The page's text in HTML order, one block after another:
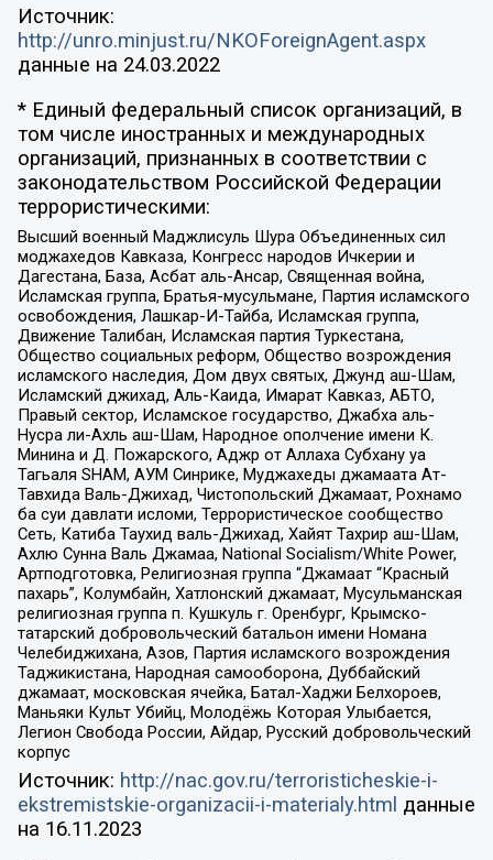
Источник:
http://unro.minjust.ru/NKOForeignAgent.aspx
данные на 24.03.2022
* Единый федеральный список организаций, в
том числе иностранных и международных
организаций, признанных в соответствии с
законодательством Российской Федерации
террористическими:
Высший военный Маджлисуль Шура Объединенных сил
моджахедов Кавказа, Конгресс народов Ичкерии и
Дагестана, База, Асбат аль-Ансар, Священная война,
Исламская группа, Братья-мусульмане, Партия исламского
освобождения, Лашкар-И-Тайба, Исламская группа,
Движение Талибан, Исламская партия Туркестана,
Общество социальных реформ, Общество возрождения
исламского наследия, Дом двух святых, Джунд аш-Шам,
Исламский джихад, Аль-Каида, Имарат Кавказ, АБТО,
Правый сектор, Исламское государство, Джабха аль-
Нусра ли-Ахль аш-Шам, Народное ополчение имени К.
Минина и Д. Пожарского, Аджр от Аллаха Субхану уа
Тагьаля SHAM, АУМ Синрике, Муджахеды джамаата Ат-
Тавхида Валь-Джихад, Чистопольский Джамаат, Рохнамо
ба суи давлати исломи, Террористическое сообщество
Сеть, Катиба Таухид валь-Джихад, Хайят Тахрир аш-Шам,
Ахлю Сунна Валь Джамаа, National Socialism/White Power,
Артподготовка, Религиозная группа “Джамаат “Красный
пахарь”, Колумбайн, Хатлонский джамаат, Мусульманская
религиозная группа п. Кушкуль г. Оренбург, Крымско-
татарский добровольческий батальон имени Номана
Челебиджихана, Азов, Партия исламского возрождения
Таджикистана, Народная самооборона, Дуббайский
джамаат, московская ячейка, Батал-Хаджи Белхороев,
Маньяки Культ Убийц, Молодёжь Которая Улыбается,
Легион Свобода России, Айдар, Русский добровольческий
корпус
Источник: http://nac.gov.ru/terroristicheskie-i-
ekstremistskie-organizacii-i-materialy.html данные
на 16.11.2023